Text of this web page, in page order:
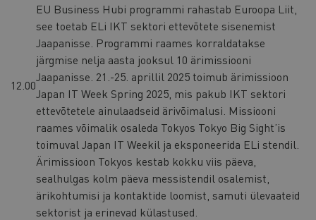
12.00
EU Business Hubi programmi rahastab Euroopa Liit,
see toetab ELi IKT sektori ettevõtete sisenemist
Jaapanisse. Programmi raames korraldatakse
järgmise nelja aasta jooksul 10 ärimissiooni
Jaapanisse. 21.-25. aprillil 2025 toimub ärimissioon
Japan IT Week Spring 2025, mis pakub IKT sektori
ettevõtetele ainulaadseid ärivõimalusi. Missiooni
raames võimalik osaleda Tokyos Tokyo Big Sight’is
toimuval Japan IT Weekil ja eksponeerida ELi stendil.
Ärimissioon Tokyos kestab kokku viis päeva,
sealhulgas kolm päeva messistendil osalemist,
ärikohtumisi ja kontaktide loomist, samuti ülevaateid
sektorist ja erinevad külastused.